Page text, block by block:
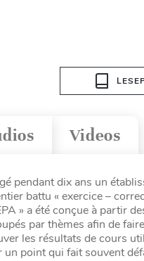
Videos
pendant dix ans un
battu « exercice –
» a été conçue à partir
par thèmes afin de
les résultats de cours
point qui fait souvent